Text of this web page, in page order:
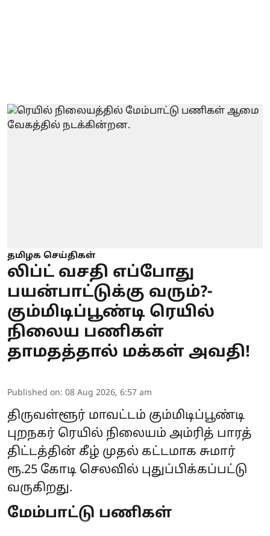
தமிழக செய்திகள்
லிப்ட் வசதி எப்போது
பயன்பாட்டுக்கு வரும்?-
கும்மிடிப்பூண்டி ரெயில்
நிலைய பணிகள்
தாமதத்தால் மக்கள் அவதி!
Published on: 08 Aug 2026, 6:57 am
திருவள்ளூர் மாவட்டம் கும்மிடிப்பூண்டி
புறநகர் ரெயில் நிலையம் அம்ரித் பாரத்
திட்டத்தின் கீழ் முதல் கட்டமாக சுமார்
ரூ.25 கோடி செலவில் புதுப்பிக்கப்பட்டு
வருகிறது.
மேம்பாட்டு பணிகள்